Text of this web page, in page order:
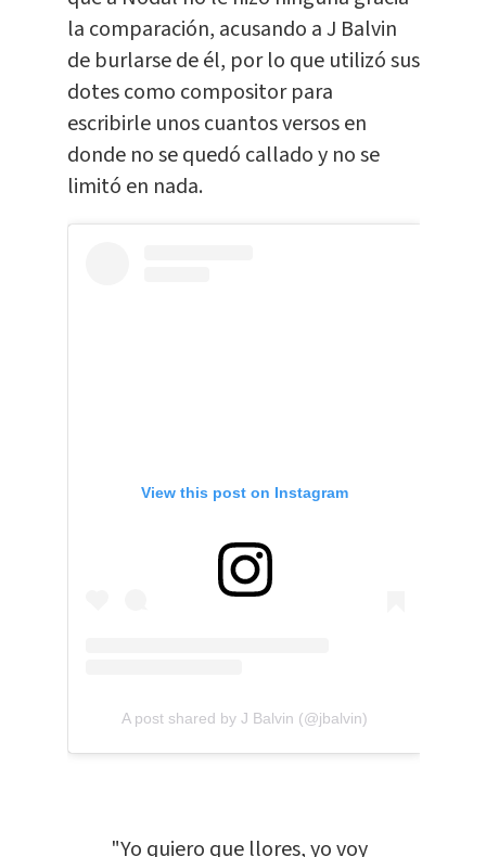
la comparación, acusando a J Balvin
de burlarse de él, por lo que utilizó sus
dotes como compositor para
escribirle unos cuantos versos en
donde no se quedó callado y no se
limitó en nada.
View this post on Instagram
A post shared by J Balvin (@jbalvin)
"Yo quiero que llores, yo voy